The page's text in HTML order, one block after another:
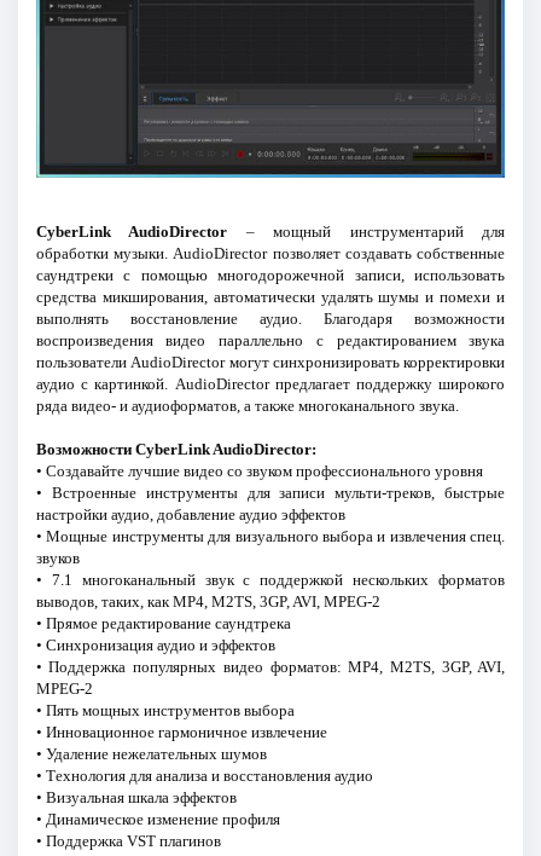
CyberLink AudioDirector – мощный инструментарий для
обработки музыки. AudioDirector позволяет создавать собственные
саундтреки с помощью многодорожечной записи, использовать
средства микширования, автоматически удалять шумы и помехи и
выполнять восстановление аудио. Благодаря возможности
воспроизведения видео параллельно с редактированием звука
пользователи AudioDirector могут синхронизировать корректировки
аудио с картинкой. AudioDirector предлагает поддержку широкого
ряда видео- и аудиоформатов, а также многоканального звука.
Возможности CyberLink AudioDirector:
• Создавайте лучшие видео со звуком профессионального уровня
• Встроенные инструменты для записи мульти-треков, быстрые
настройки аудио, добавление аудио эффектов
• Мощные инструменты для визуального выбора и извлечения спец.
звуков
• 7.1 многоканальный звук с поддержкой нескольких форматов
выводов, таких, как MP4, M2TS, 3GP, AVI, MPEG-2
• Прямое редактирование саундтрека
• Синхронизация аудио и эффектов
• Поддержка популярных видео форматов: MP4, M2TS, 3GP, AVI,
MPEG-2
• Пять мощных инструментов выбора
• Инновационное гармоничное извлечение
• Удаление нежелательных шумов
• Технология для анализа и восстановления аудио
• Визуальная шкала эффектов
• Динамическое изменение профиля
• Поддержка VST плагинов